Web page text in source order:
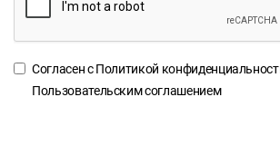
Согласен сПолитикой
Пользовательским соглашением